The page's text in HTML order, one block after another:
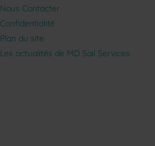
Nous Contacter
Confidentialité
Plan du site
Les actualités de MD Sail Services